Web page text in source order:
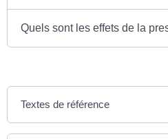
Quels sont les effets de la
Textes de référence